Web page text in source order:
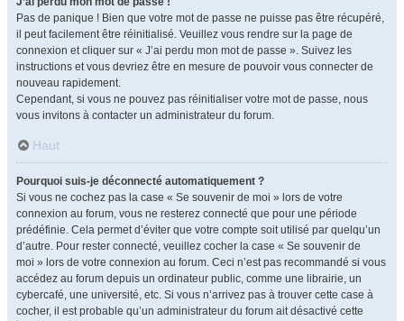
Pas de panique ! Bien que votre mot de passe ne puisse pas être récupéré,
il peut facilement être réinitialisé. Veuillez vous rendre sur la page de
connexion et cliquer sur « J’ai perdu mon mot de passe ». Suivez les
instructions et vous devriez être en mesure de pouvoir vous connecter de
nouveau rapidement.
Cependant, si vous ne pouvez pas réinitialiser votre mot de passe, nous
vous invitons à contacter un administrateur du forum.
Haut
Pourquoi suis-je déconnecté automatiquement ?
Si vous ne cochez pas la case « Se souvenir de moi » lors de votre
connexion au forum, vous ne resterez connecté que pour une période
prédéfinie. Cela permet d’éviter que votre compte soit utilisé par quelqu’un
d’autre. Pour rester connecté, veuillez cocher la case « Se souvenir de
moi » lors de votre connexion au forum. Ceci n’est pas recommandé si vous
accédez au forum depuis un ordinateur public, comme une librairie, un
cybercafé, une université, etc. Si vous n’arrivez pas à trouver cette case à
cocher, il est probable qu’un administrateur du forum ait désactivé cette